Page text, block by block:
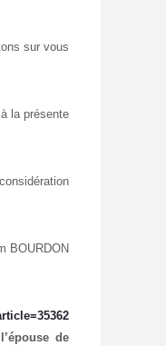
sur vous.
la présente,
BOURDON
de